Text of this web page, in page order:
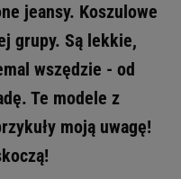
jeansy. Koszulowe
grupy. Są lekkie,
wszędzie - od
Te modele z
moją uwagę!